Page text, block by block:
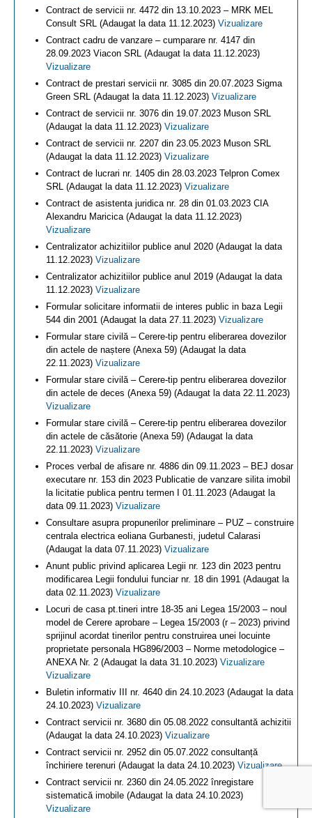
Contract de servicii nr. 4472 din 13.10.2023 – MRK MEL
Consult SRL (Adaugat la data 11.12.2023) Vizualizare
Contract cadru de vanzare – cumparare nr. 4147 din
28.09.2023 Viacon SRL (Adaugat la data 11.12.2023)
Vizualizare
Contract de prestari servicii nr. 3085 din 20.07.2023 Sigma
Green SRL (Adaugat la data 11.12.2023) Vizualizare
Contract de servicii nr. 3076 din 19.07.2023 Muson SRL
(Adaugat la data 11.12.2023) Vizualizare
Contract de servicii nr. 2207 din 23.05.2023 Muson SRL
(Adaugat la data 11.12.2023) Vizualizare
Contract de lucrari nr. 1405 din 28.03.2023 Telpron Comex
SRL (Adaugat la data 11.12.2023) Vizualizare
Contract de asistenta juridica nr. 28 din 01.03.2023 CIA
Alexandru Maricica (Adaugat la data 11.12.2023)
Vizualizare
Centralizator achizitiilor publice anul 2020 (Adaugat la data
11.12.2023) Vizualizare
Centralizator achizitiilor publice anul 2019 (Adaugat la data
11.12.2023) Vizualizare
Formular solicitare informatii de interes public in baza Legii
544 din 2001 (Adaugat la data 27.11.2023) Vizualizare
Formular stare civilă – Cerere-tip pentru eliberarea dovezilor
din actele de naștere (Anexa 59) (Adaugat la data
22.11.2023) Vizualizare
Formular stare civilă – Cerere-tip pentru eliberarea dovezilor
din actele de deces (Anexa 59) (Adaugat la data 22.11.2023)
Vizualizare
Formular stare civilă – Cerere-tip pentru eliberarea dovezilor
din actele de căsătorie (Anexa 59) (Adaugat la data
22.11.2023) Vizualizare
Proces verbal de afisare nr. 4886 din 09.11.2023 – BEJ dosar
executare nr. 153 din 2023 Publicatie de vanzare silita imobil
la licitatie publica pentru termen I 01.11.2023 (Adaugat la
data 09.11.2023) Vizualizare
Consultare asupra propunerilor preliminare – PUZ – construire
centrala electrica eoliana Gurbanesti, judetul Calarasi
(Adaugat la data 07.11.2023) Vizualizare
Anunt public privind aplicarea Legii nr. 123 din 2023 pentru
modificarea Legii fondului funciar nr. 18 din 1991 (Adaugat la
data 02.11.2023) Vizualizare
Locuri de casa pt.tineri intre 18-35 ani Legea 15/2003 – noul
model de Cerere aprobare – Legea 15/2003 (r – 2023) privind
sprijinul acordat tinerilor pentru construirea unei locuinte
proprietate personala HG896/2003 – Norme metodologice –
ANEXA Nr. 2 (Adaugat la data 31.10.2023) Vizualizare
Vizualizare
Buletin informativ III nr. 4640 din 24.10.2023 (Adaugat la data
24.10.2023) Vizualizare
Contract servicii nr. 3680 din 05.08.2022 consultantă achizitii
(Adaugat la data 24.10.2023) Vizualizare
Contract servicii nr. 2952 din 05.07.2022 consultanță
închiriere terenuri (Adaugat la data 24.10.2023) Vizualizare
Contract servicii nr. 2360 din 24.05.2022 înregistare
sistematică imobile (Adaugat la data 24.10.2023)
Vizualizare